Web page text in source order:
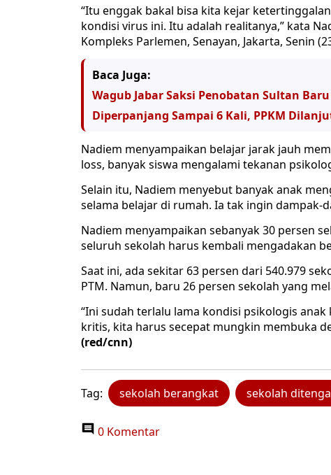
“Itu enggak bakal bisa kita kejar
kondisi virus ini. Itu adalah realitanya,” kata
Kompleks Parlemen, Senayan, Jakarta, Senin
Baca Juga:
Wagub Jabar Saksi Penobatan Sultan
Diperpanjang Sampai 6 Kali, PPKM
Nadiem menyampaikan belajar jarak jauh
loss, banyak siswa mengalami tekanan
Selain itu, Nadiem menyebut banyak anak
selama belajar di rumah. Ia tak ingin
Nadiem menyampaikan sebanyak 30 persen
seluruh sekolah harus kembali mengadakan
Saat ini, ada sekitar 63 persen dari 540.979
PTM. Namun, baru 26 persen sekolah yang
“Ini sudah terlalu lama kondisi psikologis
kritis, kita harus secepat mungkin membuka
(red/cnn)
Tag: sekolah berangkat sekolah
0 Komentar